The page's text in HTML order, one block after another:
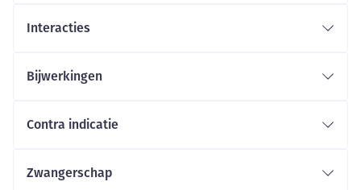
Interacties
Bijwerkingen
Contra indicatie
Zwangerschap